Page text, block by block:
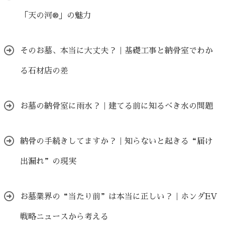
「天の河®」の魅力
そのお墓、本当に大丈夫？｜基礎工事と納骨室でわか
る石材店の差
お墓の納骨室に雨水？｜建てる前に知るべき水の問題
納骨の手続きしてますか？｜知らないと起きる“届け
出漏れ”の現実
お墓業界の“当たり前”は本当に正しい？｜ホンダEV
戦略ニュースから考える